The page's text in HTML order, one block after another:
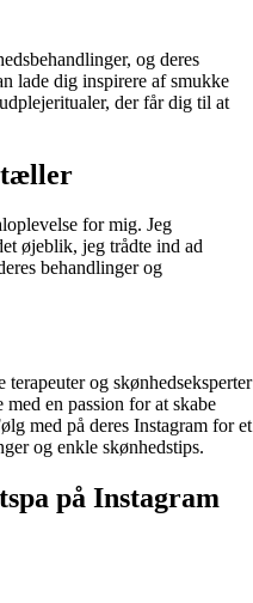
og deres
lade dig inspirere af smukke
der får dig til at
for mig. Jeg
øjeblik, jeg trådte ind ad
behandlinger og
og skønhedseksperter
en passion for at skabe
med på deres Instagram for et
og enkle skønhedstips.
på Instagram